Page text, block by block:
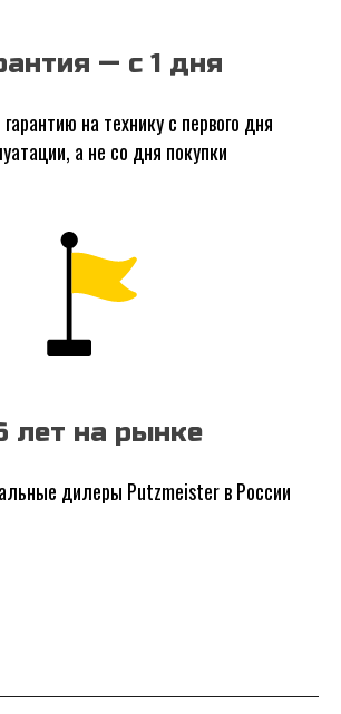
— с 1 дня
на технику с первого дня
а не со дня покупки
лет на рынке
дилеры Putzmeister в России